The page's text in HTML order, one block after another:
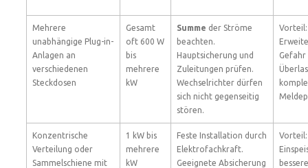
Mehrere
unabhängige Plug-in-
Anlagen an
verschiedenen
Steckdosen
Gesamt
oft 600 W
bis
mehrere
kW
Summe der Ströme
beachten.
Hauptsicherung und
Zuleitungen prüfen.
Wechselrichter dürfen
sich nicht gegenseitig
stören.
Gefahr
Konzentrische
Verteilung oder
Sammelschiene mit
1 kW bis
mehrere
kW
Feste Installation durch
Elektrofachkraft.
Geeignete Absicherung